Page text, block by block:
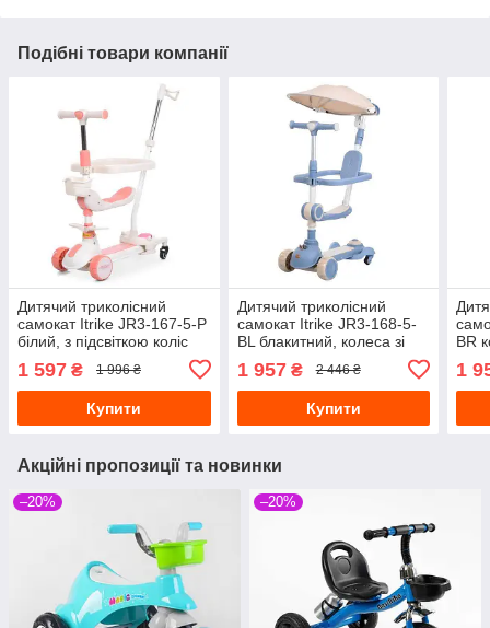
Подібні товари компанії
Дитячий триколісний
самокат Itrike JR3-167-5-P
білий, з підсвіткою коліс
1 597 ₴ 1 996 ₴
Купити
Дитячий триколісний
самокат Itrike JR3-168-5-
BL блакитний, колеса зі
1 957₴ 2 446 ₴
Купити
BR
1
Акційні пропозиції та новинки
–20% –20%